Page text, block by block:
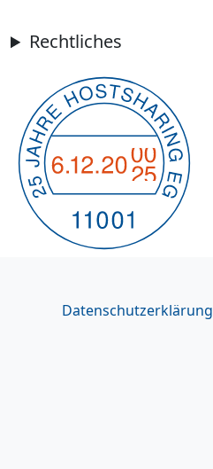
Rechtliches
Datenschutzerklärung